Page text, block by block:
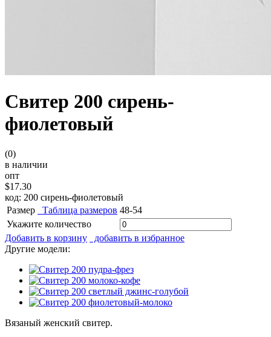
Свитер 200 сирень-
фиолетовый
(0)
в наличии
опт
$17.30
код: 200 сирень-фиолетовый
Размер
Таблица размеров 48-54
Укажите количество
Добавить в корзину
добавить в избранное
Другие модели:
Вязаный женский свитер.